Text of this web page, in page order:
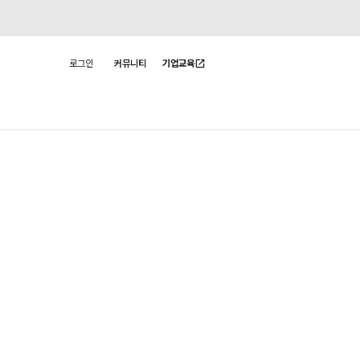
로그인 커뮤니티 기업교육